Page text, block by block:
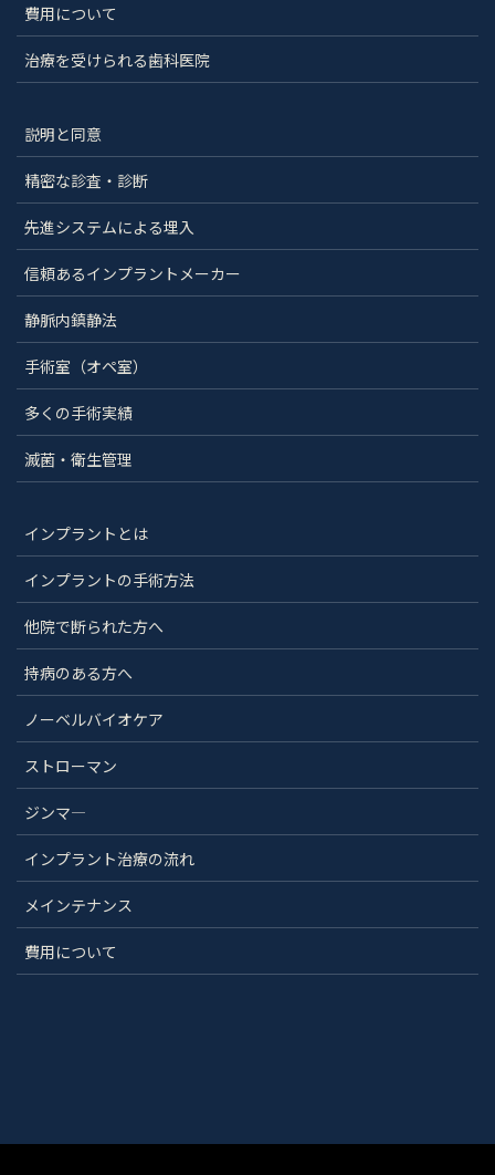
費用について
治療を受けられる歯科医院
説明と同意
精密な診査・診断
先進システムによる埋入
信頼あるインプラントメーカー
静脈内鎮静法
手術室（オペ室）
多くの手術実績
滅菌・衛生管理
インプラントとは
インプラントの手術方法
他院で断られた方へ
持病のある方へ
ノーベルバイオケア
ストローマン
ジンマ―
インプラント治療の流れ
メインテナンス
費用について